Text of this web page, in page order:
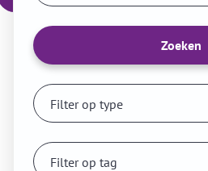
Zoeken
Filter op type
Filter op tag